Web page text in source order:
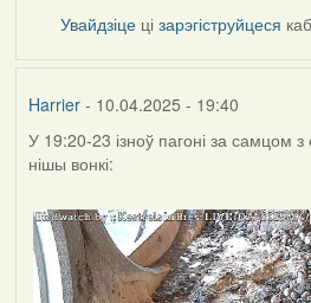
Увайдзіце цізарэгіструйцеся
Harrier- 10.04.2025 - 19:40
У 19:20-23 ізноў пагоні за самцом з
нішы вонкі: